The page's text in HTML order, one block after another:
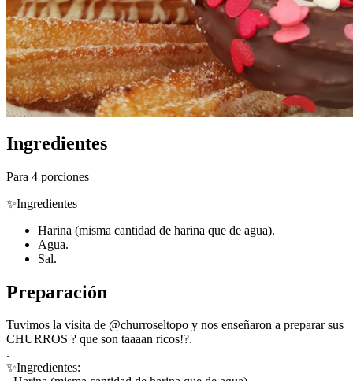
Ingredientes
Para 4 porciones
✨Ingredientes
Harina (misma cantidad de harina que de agua).
Agua.
Sal.
Preparación
Tuvimos la visita de @churroseltopo y nos enseñaron a preparar sus
CHURROS ? que son taaaan ricos!?.
.
✨Ingredientes: